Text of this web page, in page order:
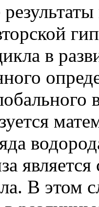
в
В этом